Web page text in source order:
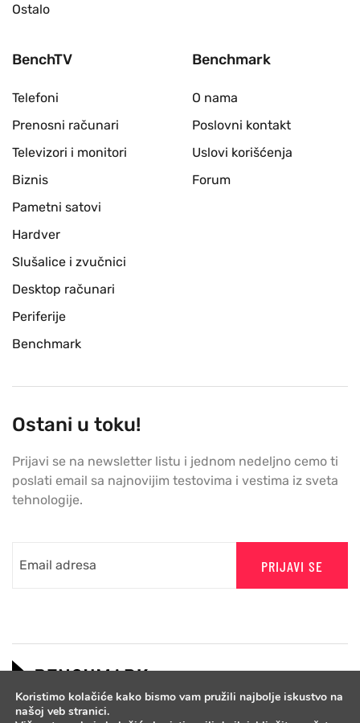
Ostalo
BenchTV
Telefoni
Prenosni računari
Televizori i monitori
Biznis
Pametni satovi
Hardver
Slušalice i zvučnici
Desktop računari
Periferije
Benchmark
Benchmark
O nama
Poslovni kontakt
Uslovi korišćenja
Forum
Ostani u toku!
Prijavi se na newsletter listu i jednom nedeljno cemo ti
poslati email sa najnovijim testovima i vestima iz sveta
tehnologije.
PRIJAVI SE
Koristimo kolačiće kako bismo vam pružili najbolje iskustvo na
našoj veb stranici.